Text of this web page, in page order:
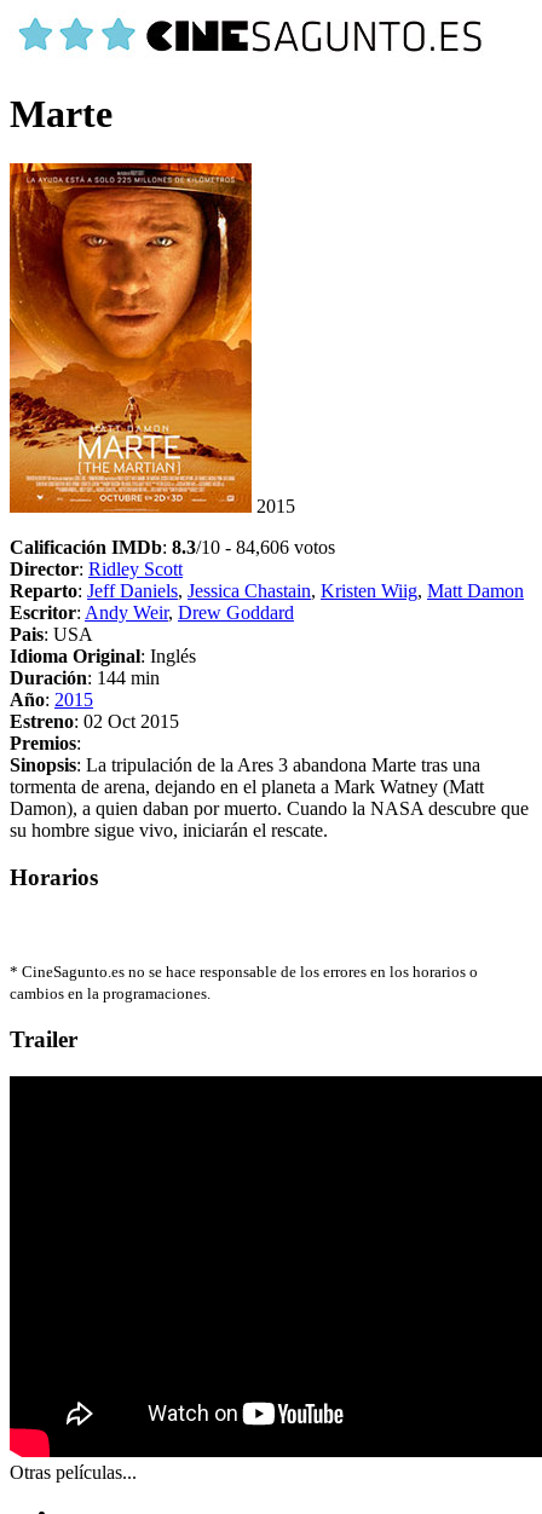
Marte
2015
Calificación IMDb: 8.3/10 - 84,606 votos
Director: Ridley Scott
Reparto: Jeff Daniels, Jessica Chastain, Kristen Wiig, Matt Damon
Escritor: Andy Weir, Drew Goddard
Pais: USA
Idioma Original: Inglés
Duración: 144 min
Año: 2015
Estreno: 02 Oct 2015
Premios:
Sinopsis: La tripulación de la Ares 3 abandona Marte tras una
tormenta de arena, dejando en el planeta a Mark Watney (Matt
Damon), a quien daban por muerto. Cuando la NASA descubre que
su hombre sigue vivo, iniciarán el rescate.
Horarios
* CineSagunto.es no se hace responsable de los errores en los horarios o
cambios en la programaciones.
Trailer
Otras películas...